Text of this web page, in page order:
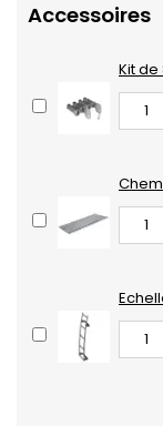
Accessoires
Kit